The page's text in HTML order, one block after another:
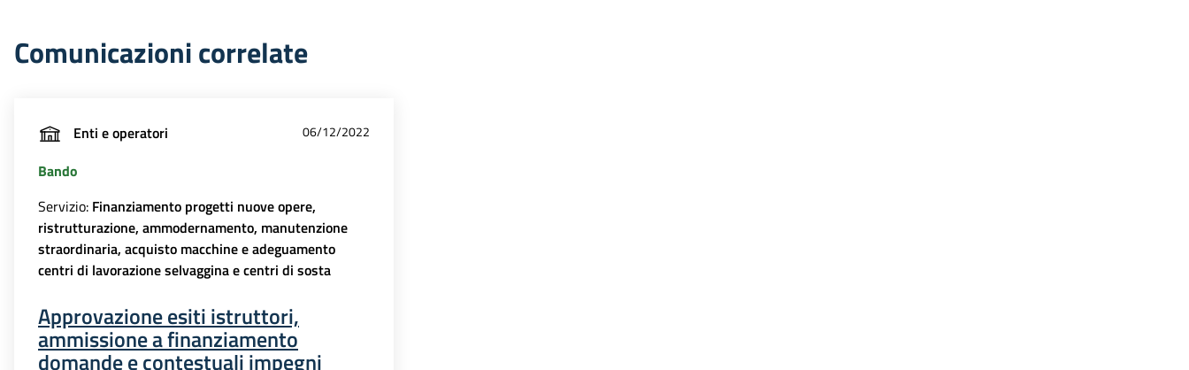
Comunicazioni correlate
Enti e operatori 06/12/2022
Bando
Servizio: Finanziamento progetti nuove opere,
ristrutturazione, ammodernamento, manutenzione
straordinaria, acquisto macchine e adeguamento
centri di lavorazione selvaggina e centri di sosta
Approvazione esiti istruttori,
ammissione a finanziamento
domande e contestuali impegni